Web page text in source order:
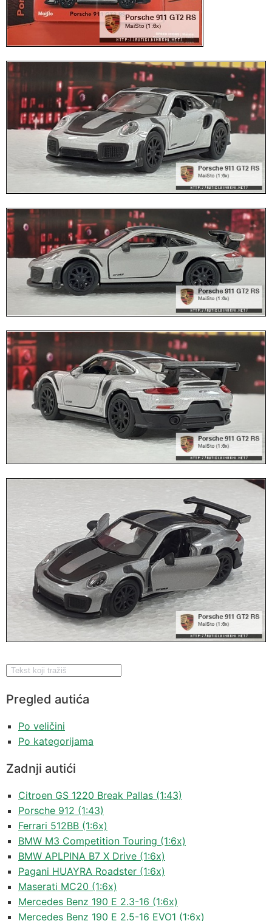
Pregled autića
Po veličini
Po kategorijama
Zadnji autići
Citroen GS 1220 Break Pallas (1:43)
Porsche 912 (1:43)
Ferrari 512BB (1:6x)
BMW M3 Competition Touring (1:6x)
BMW APLPINA B7 X Drive (1:6x)
Pagani HUAYRA Roadster (1:6x)
Maserati MC20 (1:6x)
Mercedes Benz 190 E 2.3-16 (1:6x)
Mercedes Benz 190 E 2.5-16 EVO1 (1:6x)